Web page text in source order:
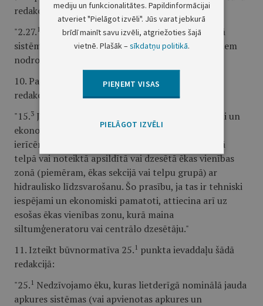
redakcijā:
"2.27. 1
ventilācijas sistēma – ēkas inženiertehniskā
sistēma, kas ar dabiskiem vai mehāniskiem līdzekļiem
nodrošina āra gaisa pievadi telpā;".
10. Papildināt būvnormatīvu ar 15.
redakcijā:
"15.3 Jaunbūvējamu ēku, ja tas ir tehniski iespējami un
ekonomiski pamatoti, aprīko ar pašregulējošām
ierīcēm temperatūras atsevišķai regulēšanai katrā
telpā vai noteiktā apsildītā vai dzesētā ēkas vienības
zonā (piemēram, ēkas sekcijā vai telpu grupā) ar
hidraulisko līdzsvarošanu. Šo prasību, ja tas ir tehniski
iespējami un ekonomiski pamatoti, attiecina arī uz
esošas ēkas vienības zonu, kurā maina
siltumģeneratoru vai centrālo dzesētāju."
11. Izteikt būvnormatīva 25. 1 punkta ievaddaļu šādā
redakcijā:
"25. 1 Nedzīvojamo ēku, kuras lietderīgā nominālā jauda
apkures sistēmas (vai apvienotas apkures un
mediju un funkcionalitātes. Papildinformācijai
atveriet "Pielāgot izvēli". Jūs varat jebkurā
brīdī mainīt savu izvēli, atgriežoties šajā
vietnē. Plašāk –sīkdatņu politikā.
PIEŅEMT VISAS
PIELĀGOT IZVĒLI